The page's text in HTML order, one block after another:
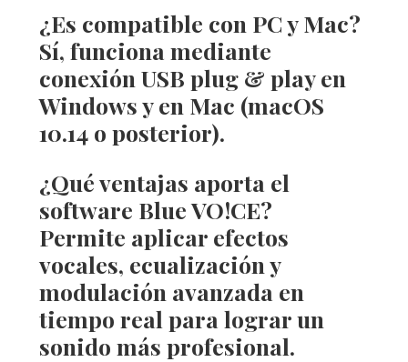
¿Es compatible con PC y Mac?
Sí, funciona mediante
conexión USB plug & play en
Windows y en Mac (macOS
10.14 o posterior).
¿Qué ventajas aporta el
software Blue VO!CE?
Permite aplicar efectos
vocales, ecualización y
modulación avanzada en
tiempo real para lograr un
sonido más profesional.